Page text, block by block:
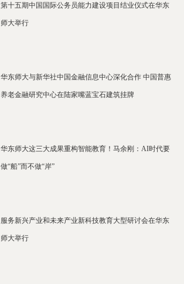
第十五期中国国际公务员能力建设项目结业仪式在华东
师大举行
华东师大与新华社中国金融信息中心深化合作 中国普惠
养老金融研究中心在陆家嘴蓝宝石建筑挂牌
华东师大这三大成果重构智能教育！马余刚：AI时代要
做“船”而不做“岸”
服务新兴产业和未来产业新科技教育大型研讨会在华东
师大举行